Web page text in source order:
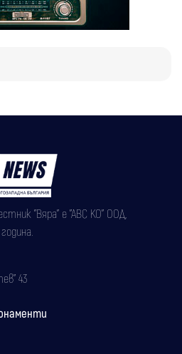
"Вяра" е "АВС КО" ООД,
43